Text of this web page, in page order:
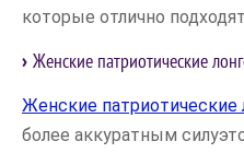
которые отлично
Женские патриотические
Женские патриотические
более аккуратным